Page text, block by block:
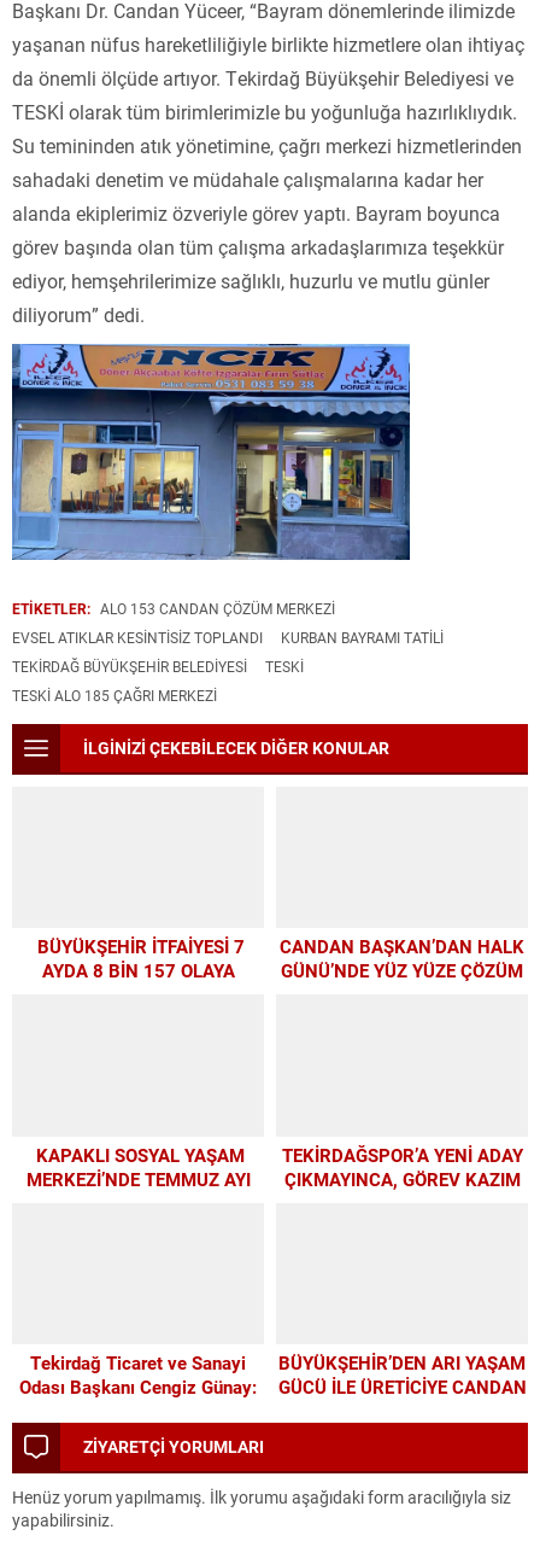
Başkanı Dr. Candan Yüceer, “Bayram dönemlerinde ilimizde
yaşanan nüfus hareketliliğiyle birlikte hizmetlere olan ihtiyaç
da önemli ölçüde artıyor. Tekirdağ Büyükşehir Belediyesi ve
TESKİ olarak tüm birimlerimizle bu yoğunluğa hazırlıklıydık.
Su temininden atık yönetimine, çağrı merkezi hizmetlerinden
sahadaki denetim ve müdahale çalışmalarına kadar her
alanda ekiplerimiz özveriyle görev yaptı. Bayram boyunca
görev başında olan tüm çalışma arkadaşlarımıza teşekkür
ediyor, hemşehrilerimize sağlıklı, huzurlu ve mutlu günler
diliyorum” dedi.
ETİKETLER: ALO 153 CANDAN ÇÖZÜM MERKEZI
EVSEL ATIKLAR KESİNTİSİZ TOPLANDI
KURBAN BAYRAMI TATILI
TEKIRDAĞ BÜYÜKŞEHIR BELEDIYESI
TESKI
TESKİ ALO 185 ÇAĞRI MERKEZI
İLGİNİZİ ÇEKEBİLECEK DİĞER KONULAR
BÜYÜKŞEHİR İTFAİYESİ 7
AYDA 8 BİN 157 OLAYA
CANDAN BAŞKAN’DAN HALK
GÜNÜ’NDE YÜZ YÜZE ÇÖZÜM
KAPAKLI SOSYAL YAŞAM
MERKEZİ’NDE TEMMUZ AYI
TEKİRDAĞSPOR’A YENİ ADAY
ÇIKMAYINCA, GÖREV KAZIM
Tekirdağ Ticaret ve Sanayi
Odası Başkanı Cengiz Günay:
GELEN DESTEĞİ VERİYORUZ
BÜYÜKŞEHİR’DEN ARI YAŞAM
GÜCÜ İLE ÜRETİCİYE CANDAN
ZİYARETÇİ YORUMLARI
Henüz yorum yapılmamış. İlk yorumu aşağıdaki form aracılığıyla siz
yapabilirsiniz.